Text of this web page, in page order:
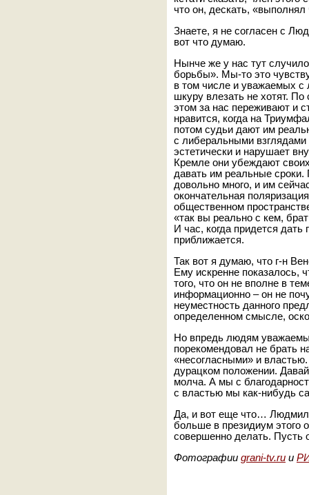
что он, дескать, «выполнял
Знаете, я не согласен с
вот что думаю.
Нынче же у нас тут
борьбы». Мы-то это
в том числе и уважаемых с
шкуру влезать не хотят.
этом за нас переживают и
нравится, когда на
потом судьи дают им
с либеральными взглядами
эстетически и нарушает
Кремле они убеждают
давать им реальные
довольно много, и им
окончательная
общественном
«так вы реально с кем,
И час, когда придется
приближается.
Так вот я думаю, что г-н
Ему искренне показалось,
того, что он не вполне в
информационно – он не
неуместность данного
определенном смысле,
Но впредь людям
порекомендовал не брать
«несогласными» и
дурацком положении.
молча. А мы с
с властью мы как-нибудь
Да, и вот еще что…
больше в президиум этого
совершенно делать. Пусть
Фотографии grani-tv.ru и